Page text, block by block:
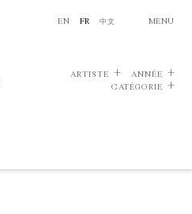
EN FR 中文 MENU
ARTISTE
ANNÉE
CATÉGORIE